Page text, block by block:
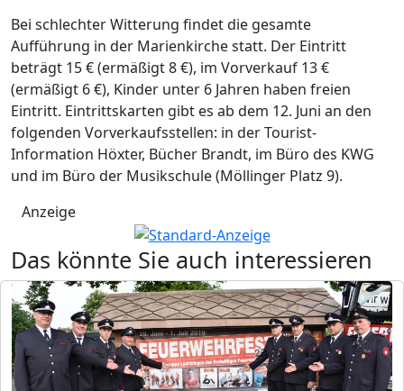
Bei schlechter Witterung findet die gesamte
Aufführung in der Marienkirche statt. Der Eintritt
beträgt 15 € (ermäßigt 8 €), im Vorverkauf 13 €
(ermäßigt 6 €), Kinder unter 6 Jahren haben freien
Eintritt. Eintrittskarten gibt es ab dem 12. Juni an den
folgenden Vorverkaufsstellen: in der Tourist-
Information Höxter, Bücher Brandt, im Büro des KWG
und im Büro der Musikschule (Möllinger Platz 9).
Anzeige
Das könnte Sie auch interessieren